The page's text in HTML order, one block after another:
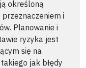
określoną
przeznaczeniem i
Planowanie i
ryzyka jest
się na
jak błędy